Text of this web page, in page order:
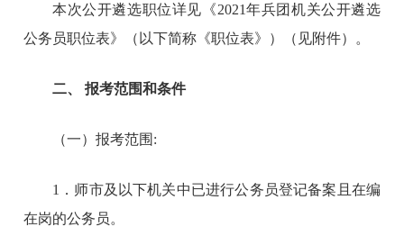
本次公开遴选职位详见《2021年兵团机关公开遴选
公务员职位表》（以下简称《职位表》）（见附件）。
二、 报考范围和条件
（一）报考范围:
1．师市及以下机关中已进行公务员登记备案且在编
在岗的公务员。